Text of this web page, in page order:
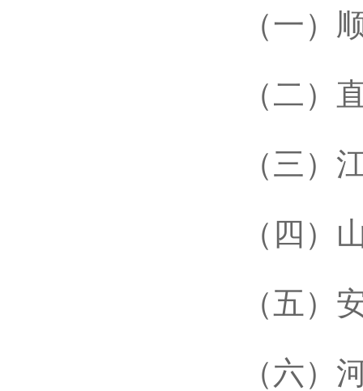
（一）顺
（二）
（三）
（四）
（五）
（六）